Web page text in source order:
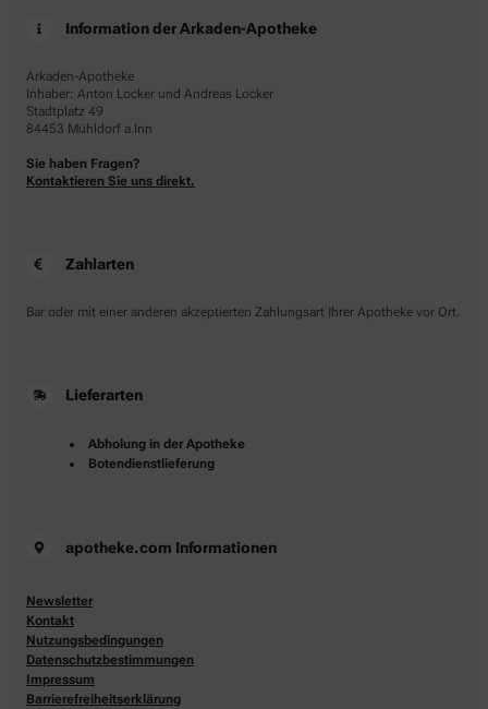
Information der Arkaden-Apotheke
Arkaden-Apotheke
Inhaber: Anton Locker und Andreas Locker
Stadtplatz 49
84453 Mühldorf a.Inn
Sie haben Fragen?
Kontaktieren Sie uns direkt.
Zahlarten
Bar oder mit einer anderen akzeptierten Zahlungsart Ihrer Apotheke vor Ort.
Lieferarten
Abholung in der Apotheke
Botendienstlieferung
apotheke.com Informationen
Newsletter
Kontakt
Nutzungsbedingungen
Datenschutzbestimmungen
Impressum
Barrierefreiheitserklärung